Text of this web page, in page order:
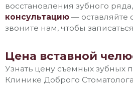
восстановления зубного
консультацию — оставляйте
звоните нам, чтобы
Цена вставной
Узнать цену съемных зубных
Клинике Доброго